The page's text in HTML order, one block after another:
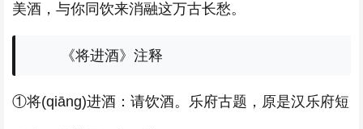
美酒，与你同饮来消融这万古长愁。
《将进酒》注释
①将(qiāng)进酒：请饮酒。乐府古题，原是汉乐府短